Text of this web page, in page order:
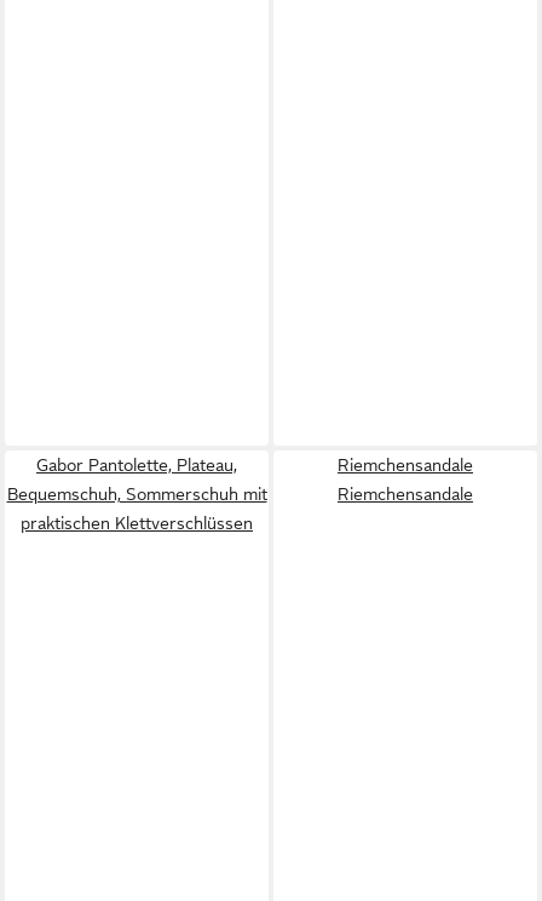
Gabor Pantolette, Plateau,
Bequemschuh, Sommerschuh mit
praktischen Klettverschlüssen
Riemchensandale
Riemchensandale